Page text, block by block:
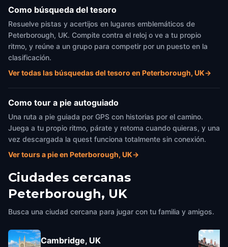
Como búsqueda del tesoro
Resuelve pistas y acertijos en lugares emblemáticos de
Peterborough, UK. Compite contra el reloj o ve a tu propio
ritmo, y reúne a un grupo para competir por un puesto en la
clasificación.
Ver todas las búsquedas del tesoro en Peterborough, UK→
Como tour a pie autoguiado
Una ruta a pie guiada por GPS con historias por el camino.
Juega a tu propio ritmo, párate y retoma cuando quieras, y una
vez descargada la quest funciona totalmente sin conexión.
Ver tours a pie en Peterborough, UK→
Ciudades cercanas
Peterborough, UK
Busca una ciudad cercana para jugar con tu familia y amigos.
Cambridge, UK